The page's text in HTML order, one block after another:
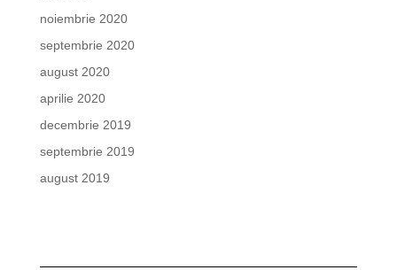
noiembrie 2020
septembrie 2020
august 2020
aprilie 2020
decembrie 2019
septembrie 2019
august 2019